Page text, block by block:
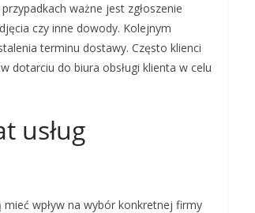
ważne jest zgłoszenie
czy inne dowody. Kolejnym
terminu dostawy. Często klienci
dotarciu do biura obsługi klienta w celu
usług
wpływ na wybór konkretnej firmy